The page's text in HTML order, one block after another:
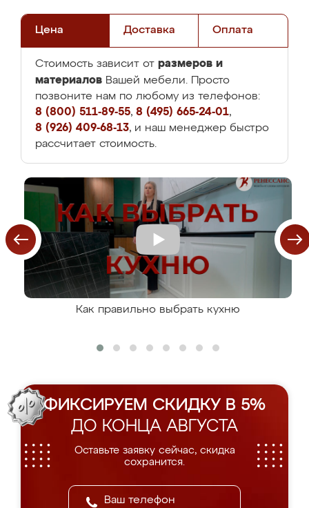
Цена Доставка Оплата
Стоимость зависит от размеров и
материалов Вашей мебели. Просто
позвоните нам по любому из телефонов:
8 (800) 511-89-55, 8 (495) 665-24-01,
8 (926) 409-68-13, и наш менеджер быстро
рассчитает стоимость.
Как правильно выбрать кухню
ФИКСИРУЕМ СКИДКУ В 5%
ДО КОНЦА АВГУСТА
Оставьте заявку сейчас, скидка
сохранится.